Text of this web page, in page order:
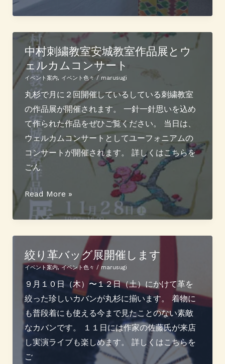
て
い
ま
す
(終
了
し
ま
し
た）
物
カ
ー
ニ
バ
ル
参
加
し
て
き
ま
し
た
中村刺繍教室安城教室作品展とウ
ェルカムコンサート
イベント案内, イベント色々 / marusugi
丸杉で月に２回開催しているしている刺繍教室
の作品展が開催されます。 一針一針思いを込め
て作られた作品をぜひご覧ください。 当日は、
ウェルカムコンサートとしてユーフォニアムの
コンサートが開催されます。 詳しくはこちらを
ごん
中
刺
繍
教
室
安
城
教
室
作
品
Read More »
絞り革バッグ展開催します
イベント案内, イベント色々 /marusugi
９月１０日（木）〜１２日（土）にかけて革を
絞った珍しいカバンが丸杉に揃います。 着物に
も普段着にも使える今まで見たことのない素敵
なカバンです。 １１日には作家の佐藤氏が来店
し実演ライブも楽しめます。 詳しくはこちらを
ご